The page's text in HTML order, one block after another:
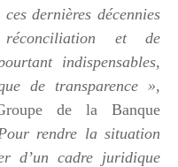
dernières décennies
et de
indispensables,
de transparence »,
de la Banque
rendre la situation
d’un cadre juridique